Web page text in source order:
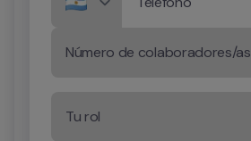
Número de colaboradores/as
Tu rol